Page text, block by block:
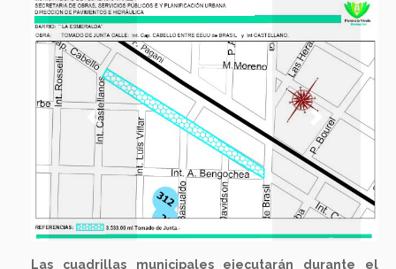
Previous Next
Las cuadrillas municipales ejecutarán durante el